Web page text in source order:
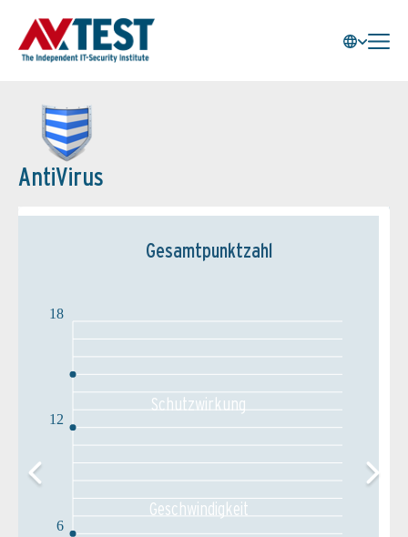
AntiVirus
Gesamtpunktzahl
6
12
18
Schutz­wirkung
Geschw­indigkeit